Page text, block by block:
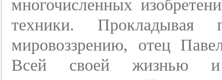
многочисленных
техники.
мировоззрению, отец
Всей своей жизнью и